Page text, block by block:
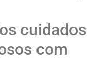
cuidados
com